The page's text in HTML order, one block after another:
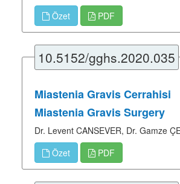
Özet
PDF
10.5152/gghs.2020.035
Miastenia Gravis Cerrahisi
Miastenia Gravis Surgery
Dr. Levent CANSEVER, Dr. Gamze
Özet
PDF